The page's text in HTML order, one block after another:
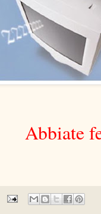
Abbiate